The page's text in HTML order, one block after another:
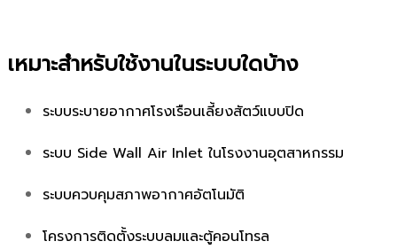
เหมาะสำหรับใช้งานในระบบใดบ้าง
ระบบระบายอากาศโรงเรือนเลี้ยงสัตว์แบบปิด
ระบบ Side Wall Air Inlet ในโรงงานอุตสาหกรรม
ระบบควบคุมสภาพอากาศอัตโนมัติ
โครงการติดตั้งระบบลมและตู้คอนโทรล